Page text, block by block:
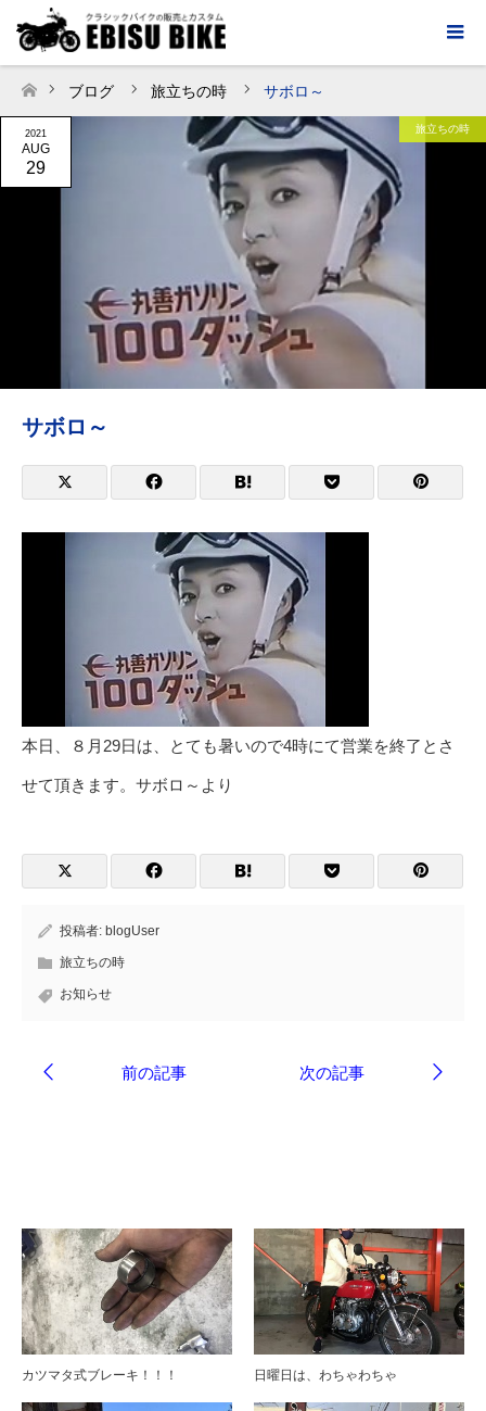
ホーム
ブログ 旅立ちの時 サボロ～
2021
AUG
29
旅立ちの時
サボロ～
本日、８月29日は、とても暑いので4時にて営業を終了とさ
せて頂きます。サボロ～より
投稿者: blogUser
旅立ちの時
お知らせ
カツマタ式ブレーキ！！！ 日曜日は、わちゃわちゃ